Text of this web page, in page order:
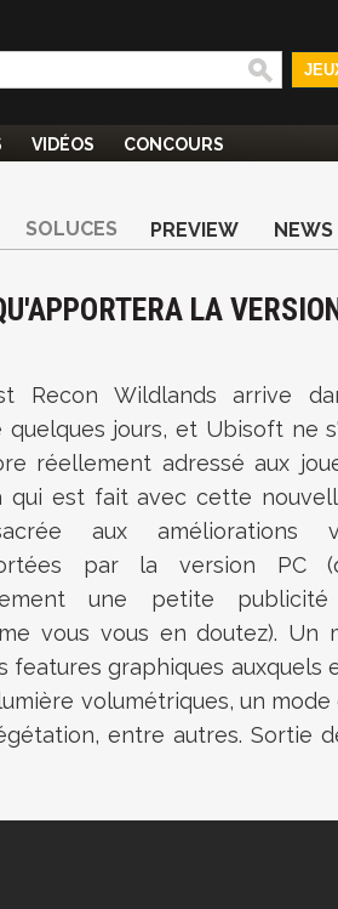
VIDÉOS CONCOURS
SOLUCES PREVIEW NEWS
LA
Recon Wildlands arrive
quelques jours, et Ubisoft ne
réellement adressé aux
qui est fait avec cette
aux améliorations
par la version PC
une petite publicité
vous vous en doutez). Un
graphiques auxquels
volumétriques, un mode
entre autres. Sortie